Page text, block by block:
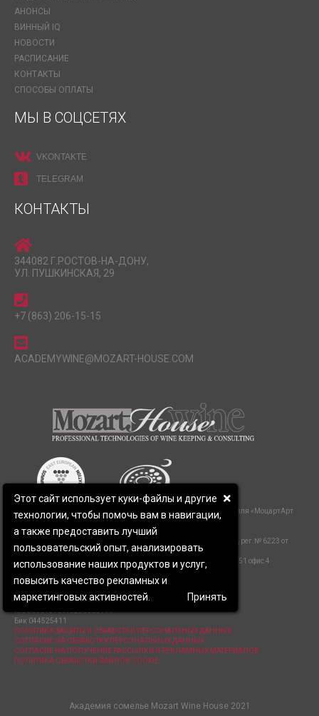
АНОНСЫ
ВИННЫЙ IQ
НОВОСТИ
РАСПИСАНИЕ
КОНТАКТЫ
СПОСОБЫ ОПЛАТЫ
МЫ В СОЦСЕТЯХ
VKONTAKTE
TELEGRAM
КОНТАКТЫ
344082 Г.РОСТОВ-НА-ДОНУ,
УЛ. ПУШКИНСКАЯ, 29
+7 (863) 206-15-15
ACADEMYWINE@MOZART-HOUSE.COM
Образовательные услуги оказываются «ЧОУ ДПО «Академия Стиля «МоцартАрт
Хаус»»,
сайтhttps://mozart-wineacademy.com
Лицензия на образовательную деятельность : Серия 61 № 000472, рег.№ 6223 от
17.02.2016, приложение 1
Юридический адрес: 344082 г.Ростов-на-Дону пр.Буденновский д.51 офис 4
ИНН/КПП 6163086252/616401001
ОГРН 1076100002120
Филиал Центральный Банка ВТБ (ПАО) Москва
К/с 30101810145250000411
Бик 044525411
ПОЛИТИКА ЗАЩИТЫ И ОБРАБОТКИ ПЕРСОНАЛЬНЫХ ДАННЫХ
СОГЛАСИЕ НА ОБРАБОТКУ ПЕРСОНАЛЬНЫХ ДАННЫХ
СОГЛАСИЕ НА ПОЛУЧЕНИЕ РАССЫЛКИ И РЕКЛАМНЫХ МАТЕРИАЛОВ
ПОЛИТИКА ОБРАБОТКИ ФАЙЛОВ COOKIE
Академия сомелье Mozart Wine House 2021
Этот сайт использует куки-файлы и другие
технологии, чтобы помочь вам в навигации,
а также предоставить лучший
пользовательский опыт, анализировать
использование наших продуктов и услуг,
повысить качество рекламных и
маркетинговых активностей.
Принять